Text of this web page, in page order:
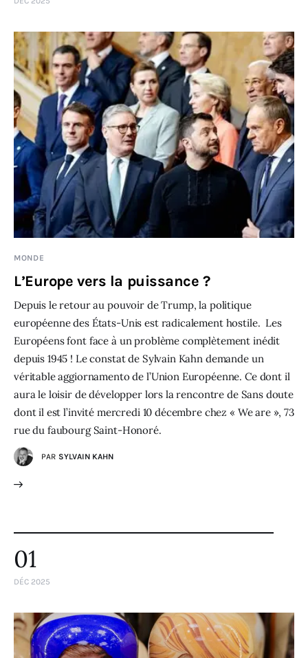
MONDE
L’Europe vers la puissance ?
Depuis le retour au pouvoir de Trump, la politique
européenne des États-Unis est radicalement hostile. Les
Européens font face à un problème complètement inédit
depuis 1945 ! Le constat de Sylvain Kahn demande un
véritable aggiornamento de l’Union Européenne. Ce dont il
aura le loisir de développer lors la rencontre de Sans doute
dont il est l’invité mercredi 10 décembre chez « We are », 73
rue du faubourg Saint-Honoré.
PAR SYLVAIN KAHN
01
DÉC 2025